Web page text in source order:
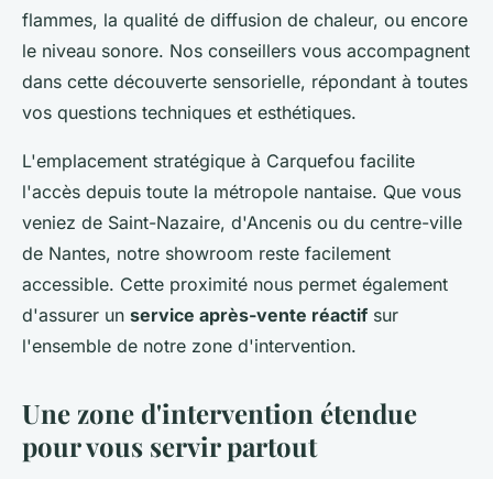
flammes, la qualité de diffusion de chaleur, ou encore
le niveau sonore. Nos conseillers vous accompagnent
dans cette découverte sensorielle, répondant à toutes
vos questions techniques et esthétiques.
L'emplacement stratégique à Carquefou facilite
l'accès depuis toute la métropole nantaise. Que vous
veniez de Saint-Nazaire, d'Ancenis ou du centre-ville
de Nantes, notre showroom reste facilement
accessible. Cette proximité nous permet également
d'assurer un service après-vente réactif sur
l'ensemble de notre zone d'intervention.
Une zone d'intervention étendue
pour vous servir partout